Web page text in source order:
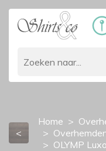
<
Home
OLYMP